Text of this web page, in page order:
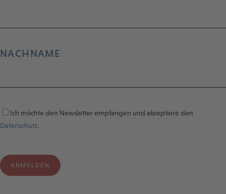
NACHNAME
Ich möchte den Newsletter empfangen und akzeptiere den
Datenschutz.